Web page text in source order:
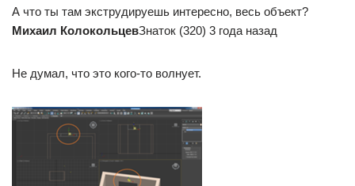
А что ты там экструдируешь интересно, весь объект?
Михаил КолокольцевЗнаток (320) 3 года назад
Не думал, что это кого-то волнует.